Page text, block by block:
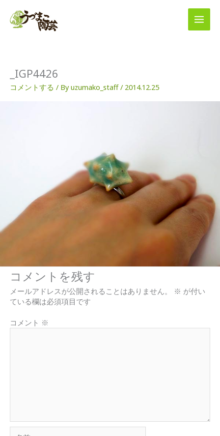
_IGP4426
コメントする / Byuzumako_staff/ 2014.12.25
コメントを残す
メールアドレスが公開されることはありません。 ※ が付い
ている欄は必須項目です
コメント ※